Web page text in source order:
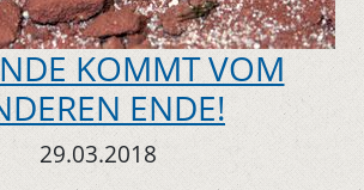
KOMMT VOM
ENDE!
29.03.2018